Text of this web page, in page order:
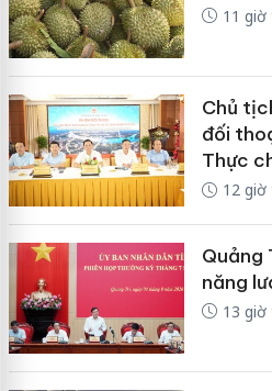
11
Chủ
đối
Thực
12
Quảng
năng
13